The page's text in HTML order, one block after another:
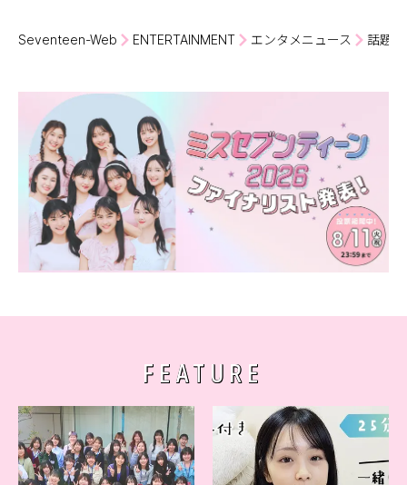
Seventeen-Web ENTERTAINMENT エンタメニュース 話題
FEATURE